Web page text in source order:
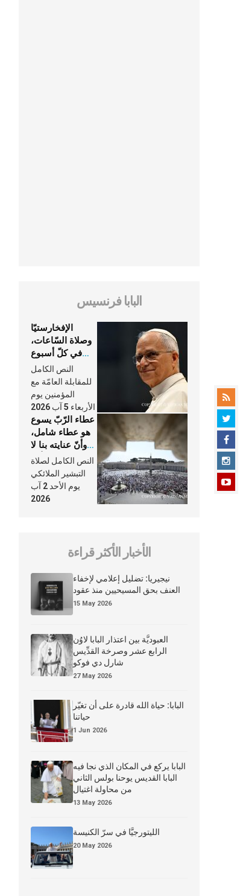
البابا فرنسيس
الإفخارستيّا
وصلاة السّاعات،
في كلّ أسبوع
وكلّ يوم، هما
النَّفَس في حياة
الكنيسة
النص الكامل
للمقابلة العامّة مع
المؤمنين يوم
الأربعاء 5 آب 2026
عطاء الرّبّ يسوع
هو عطاء شامل،
وأنّ عنايته بنا لا
تغيب عنّا أبدًا
النص الكامل لصلاة
التبشير الملائكي
يوم الأحد 2 آب
2026
الأخبار الأكثر قراءة
نيجيريا: تضليل إعلامي لإخفاء
العنف بحق المسيحيين منذ عقود
15 May 2026
العبوديَّة بين اعتذار البابا لاوُن
الرابع عشر وصرخة القدِّيس
شارل دي فوكو
27 May 2026
البابا: حياة الله قادرة على أن تغيّر
حياتنا
1 Jun 2026
البابا يركع في المكان الذي نجا فيه
البابا القديس يوحنا بولس الثاني
من محاولة اغتيال
13 May 2026
الليتورجيَّا في سرّ الكنيسة
20 May 2026